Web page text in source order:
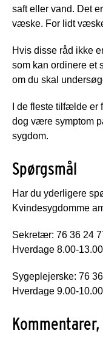
saft eller vand. Det
væske. For lidt
Hvis disse råd ikke
som kan ordinere et
om du skal
I de fleste tilfælde
dog være symptom
sygdom.
Spørgsmål
Har du yderligere
Kvindesygdomme
Sekretær: 76 36 24
Hverdage 8.00-
Sygeplejerske: 76
Hverdage 9.00-